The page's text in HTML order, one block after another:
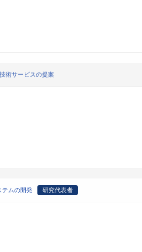
術サービスの提案
テムの開発 研究代表者